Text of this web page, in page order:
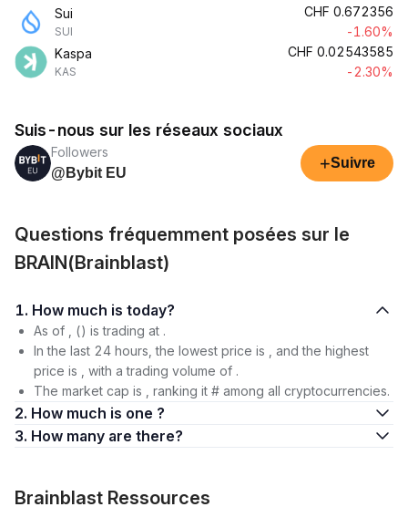
Sui
SUI
CHF 0.672356
-1.60%
Kaspa
KAS
CHF 0.02543585
-2.30%
Suis-nous sur les réseaux sociaux
Followers
@Bybit EU
+Suivre
Questions fréquemment posées sur le
BRAIN(Brainblast)
1. How much is today?
As of , () is trading at .
In the last 24 hours, the lowest price is , and the highest
price is , with a trading volume of .
The market cap is , ranking it # among all cryptocurrencies.
2. How much is one ?
3. How many are there?
Brainblast Ressources